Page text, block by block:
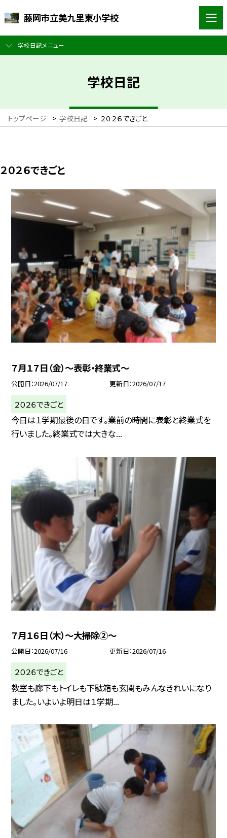
藤岡市立美九里東小学校
学校日記メニュー
学校日記
トップページ > 学校日記 > ２０２６できごと
２０２６できごと
７月１７日（金）～表彰・終業式～
公開日 2026/07/17 更新日 2026/07/17
２０２６できごと
今日は１学期最後の日です。業前の時間に表彰と終業式を
行いました。終業式では大きな...
７月１６日（木）～大掃除②～
公開日 2026/07/16 更新日 2026/07/16
２０２６できごと
教室も廊下もトイレも下駄箱も玄関もみんなきれいになり
ました。いよいよ明日は１学期...